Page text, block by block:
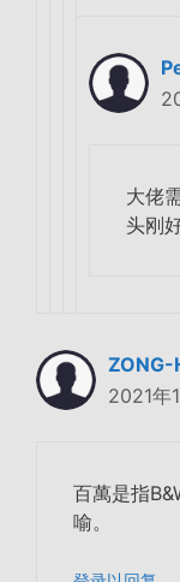
大佬
头刚
ZONG-
2021年
百萬是指
喻。